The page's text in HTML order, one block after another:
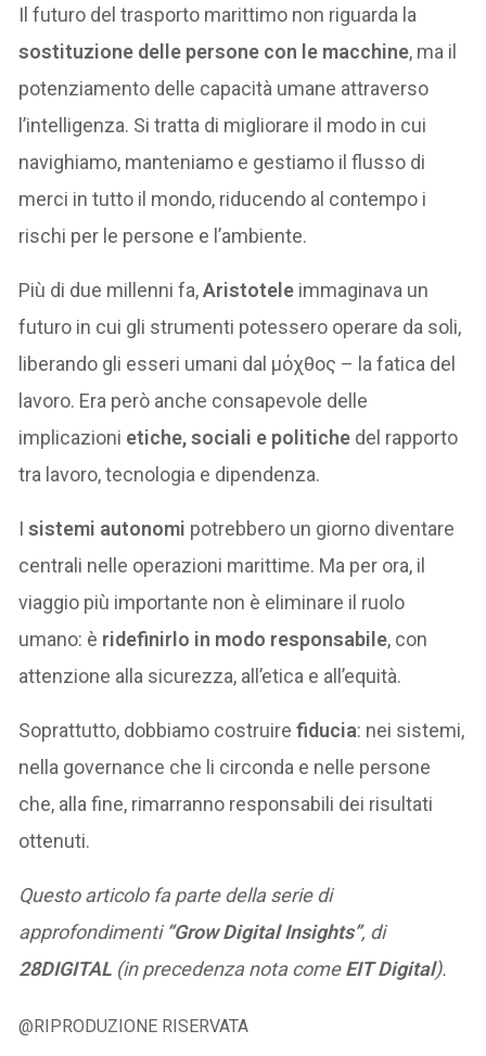
Il futuro del trasporto marittimo non riguarda la
sostituzione delle persone con le macchine, ma il
potenziamento delle capacità umane attraverso
l’intelligenza. Si tratta di migliorare il modo in cui
navighiamo, manteniamo e gestiamo il flusso di
merci in tutto il mondo, riducendo al contempo i
rischi per le persone e l’ambiente.
Più di due millenni fa,Aristotele immaginava un
futuro in cui gli strumenti potessero operare da soli,
liberando gli esseri umani dal μόχθος – la fatica del
lavoro. Era però anche consapevole delle
implicazioni etiche, sociali e politiche del rapporto
tra lavoro, tecnologia e dipendenza.
Isistemi autonomi potrebbero un giorno diventare
centrali nelle operazioni marittime. Ma per ora, il
viaggio più importante non è eliminare il ruolo
umano: è ridefinirlo in modo responsabile, con
attenzione alla sicurezza, all’etica e all’equità.
Soprattutto, dobbiamo costruirefiducia: nei sistemi,
nella governance che li circonda e nelle persone
che, alla fine, rimarranno responsabili dei risultati
ottenuti.
Questo articolo fa parte della serie di
approfondimenti “Grow Digital Insights”, di
28DIGITAL (in precedenza nota comeEIT Digital).
@RIPRODUZIONE RISERVATA